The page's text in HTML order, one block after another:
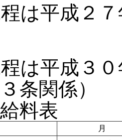
平成２７
平成３０
条関係）
料表
月 額